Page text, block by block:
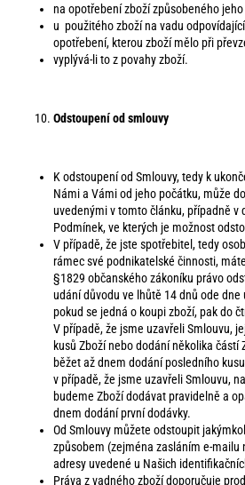
na opotřebení zboží způsobeného
u použitého zboží na vadu
opotřebení, kterou zboží mělo při
vyplývá-li to z povahy zboží.
Odstoupení od smlouvy
K odstoupení od Smlouvy, tedy k
Námi a Vámi od jeho počátku, může
uvedenými v tomto článku, případně v
Podmínek, ve kterých je možnost
V případě, že jste spotřebitel, tedy
rámec své podnikatelské činnosti,
§1829 občanského zákoníku právo
udání důvodu ve lhůtě 14 dnů ode dne
pokud se jedná o koupi zboží, pak do
V případě, že jsme uzavřeli Smlouvu,
kusů Zboží nebo dodání několika částí
běžet až dnem dodání posledního
v případě, že jsme uzavřeli Smlouvu,
budeme Zboží dodávat pravidelně a
dnem dodání první dodávky.
Od Smlouvy můžete odstoupit
způsobem (zejména zasláním e-mailu
adresy uvedené u Našich
Práva z vadného zboží doporučuje